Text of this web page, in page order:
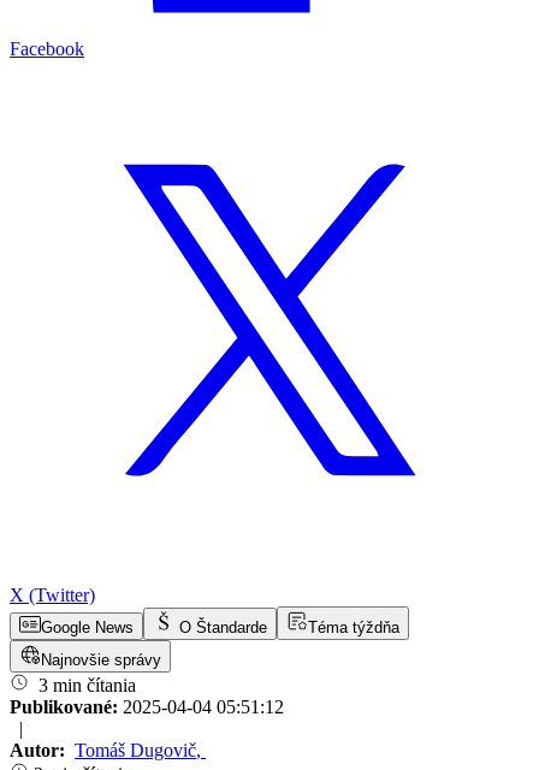
Facebook
X (Twitter)
Google News O Štandarde
Téma týždňa
Najnovšie správy
3 min čítania
Publikované: 2025-04-04 05:51:12
|
Autor: Tomáš Dugovič,